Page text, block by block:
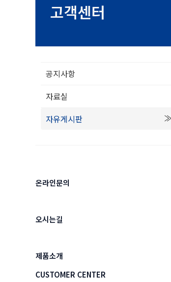
고객센터
공지사항
자료실
자유게시판
온라인문의
오시는길
제품소개
CUSTOMER CENTER